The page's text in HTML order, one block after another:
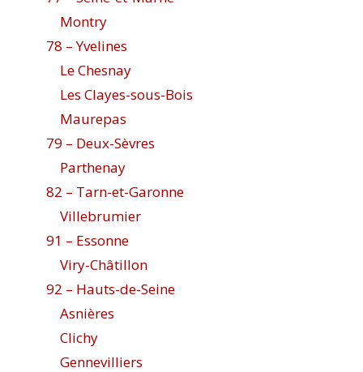
Montry
78 – Yvelines
Le Chesnay
Les Clayes-sous-Bois
Maurepas
79 – Deux-Sèvres
Parthenay
82 – Tarn-et-Garonne
Villebrumier
91 – Essonne
Viry-Châtillon
92 – Hauts-de-Seine
Asnières
Clichy
Gennevilliers